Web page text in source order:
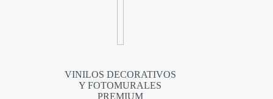
VINILOS DECORATIVOS
Y FOTOMURALES
PREMIUM